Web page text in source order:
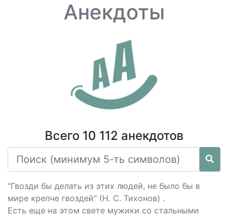
Анекдоты
Всего 10 112 анекдотов
"Гвозди бы делать из этих людей, не было бы в
мире крепче гвоздей" (Н. С. Тихонов) .
Есть еще на этом свете мужики со стальными